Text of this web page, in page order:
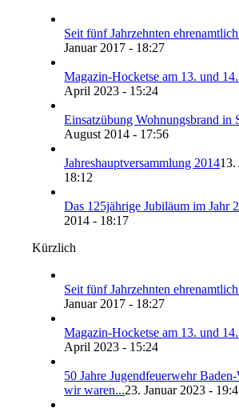
Seit fünf Jahrzehnten
Januar 2017 - 18:27
Magazin-Hocketse am 13. und
April 2023 - 15:24
Einsatzübung Wohnungsbrand in
August 2014 - 17:56
Jahreshauptversammlung 201413.
18:12
Das 125jährige Jubiläum im Jahr
2014 - 18:17
Kürzlich
Seit fünf Jahrzehnten
Januar 2017 - 18:27
Magazin-Hocketse am 13. und
April 2023 - 15:24
50 Jahre Jugendfeuerwehr
wir waren...23. Januar 2023 -